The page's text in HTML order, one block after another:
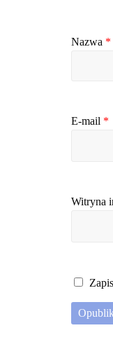
Nazwa *
E-mail *
Witryna